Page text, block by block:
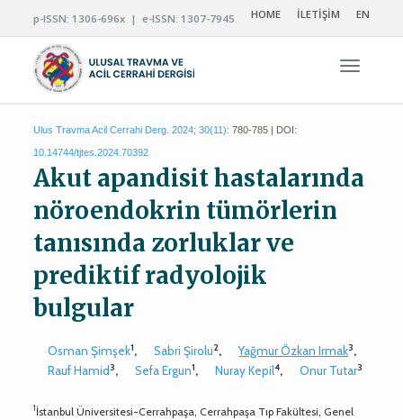
p-ISSN: 1306-696x | e-ISSN: 1307-7945 HOME İLETİŞİM EN
Ulus Travma Acil Cerrahi Derg. 2024; 30(11): 780-785 | DOI:
10.14744/tjtes.2024.70392
Akut apandisit hastalarında
nöroendokrin tümörlerin
tanısında zorluklar ve
prediktif radyolojik
bulgular
Osman Şimşek1, Sabri Şirolu2, Yağmur Özkan Irmak3,
Rauf Hamid3, Sefa Ergun1, Nuray Kepil4, Onur Tutar3
1İstanbul Üniversitesi-Cerrahpaşa, Cerrahpaşa Tıp Fakültesi, Genel